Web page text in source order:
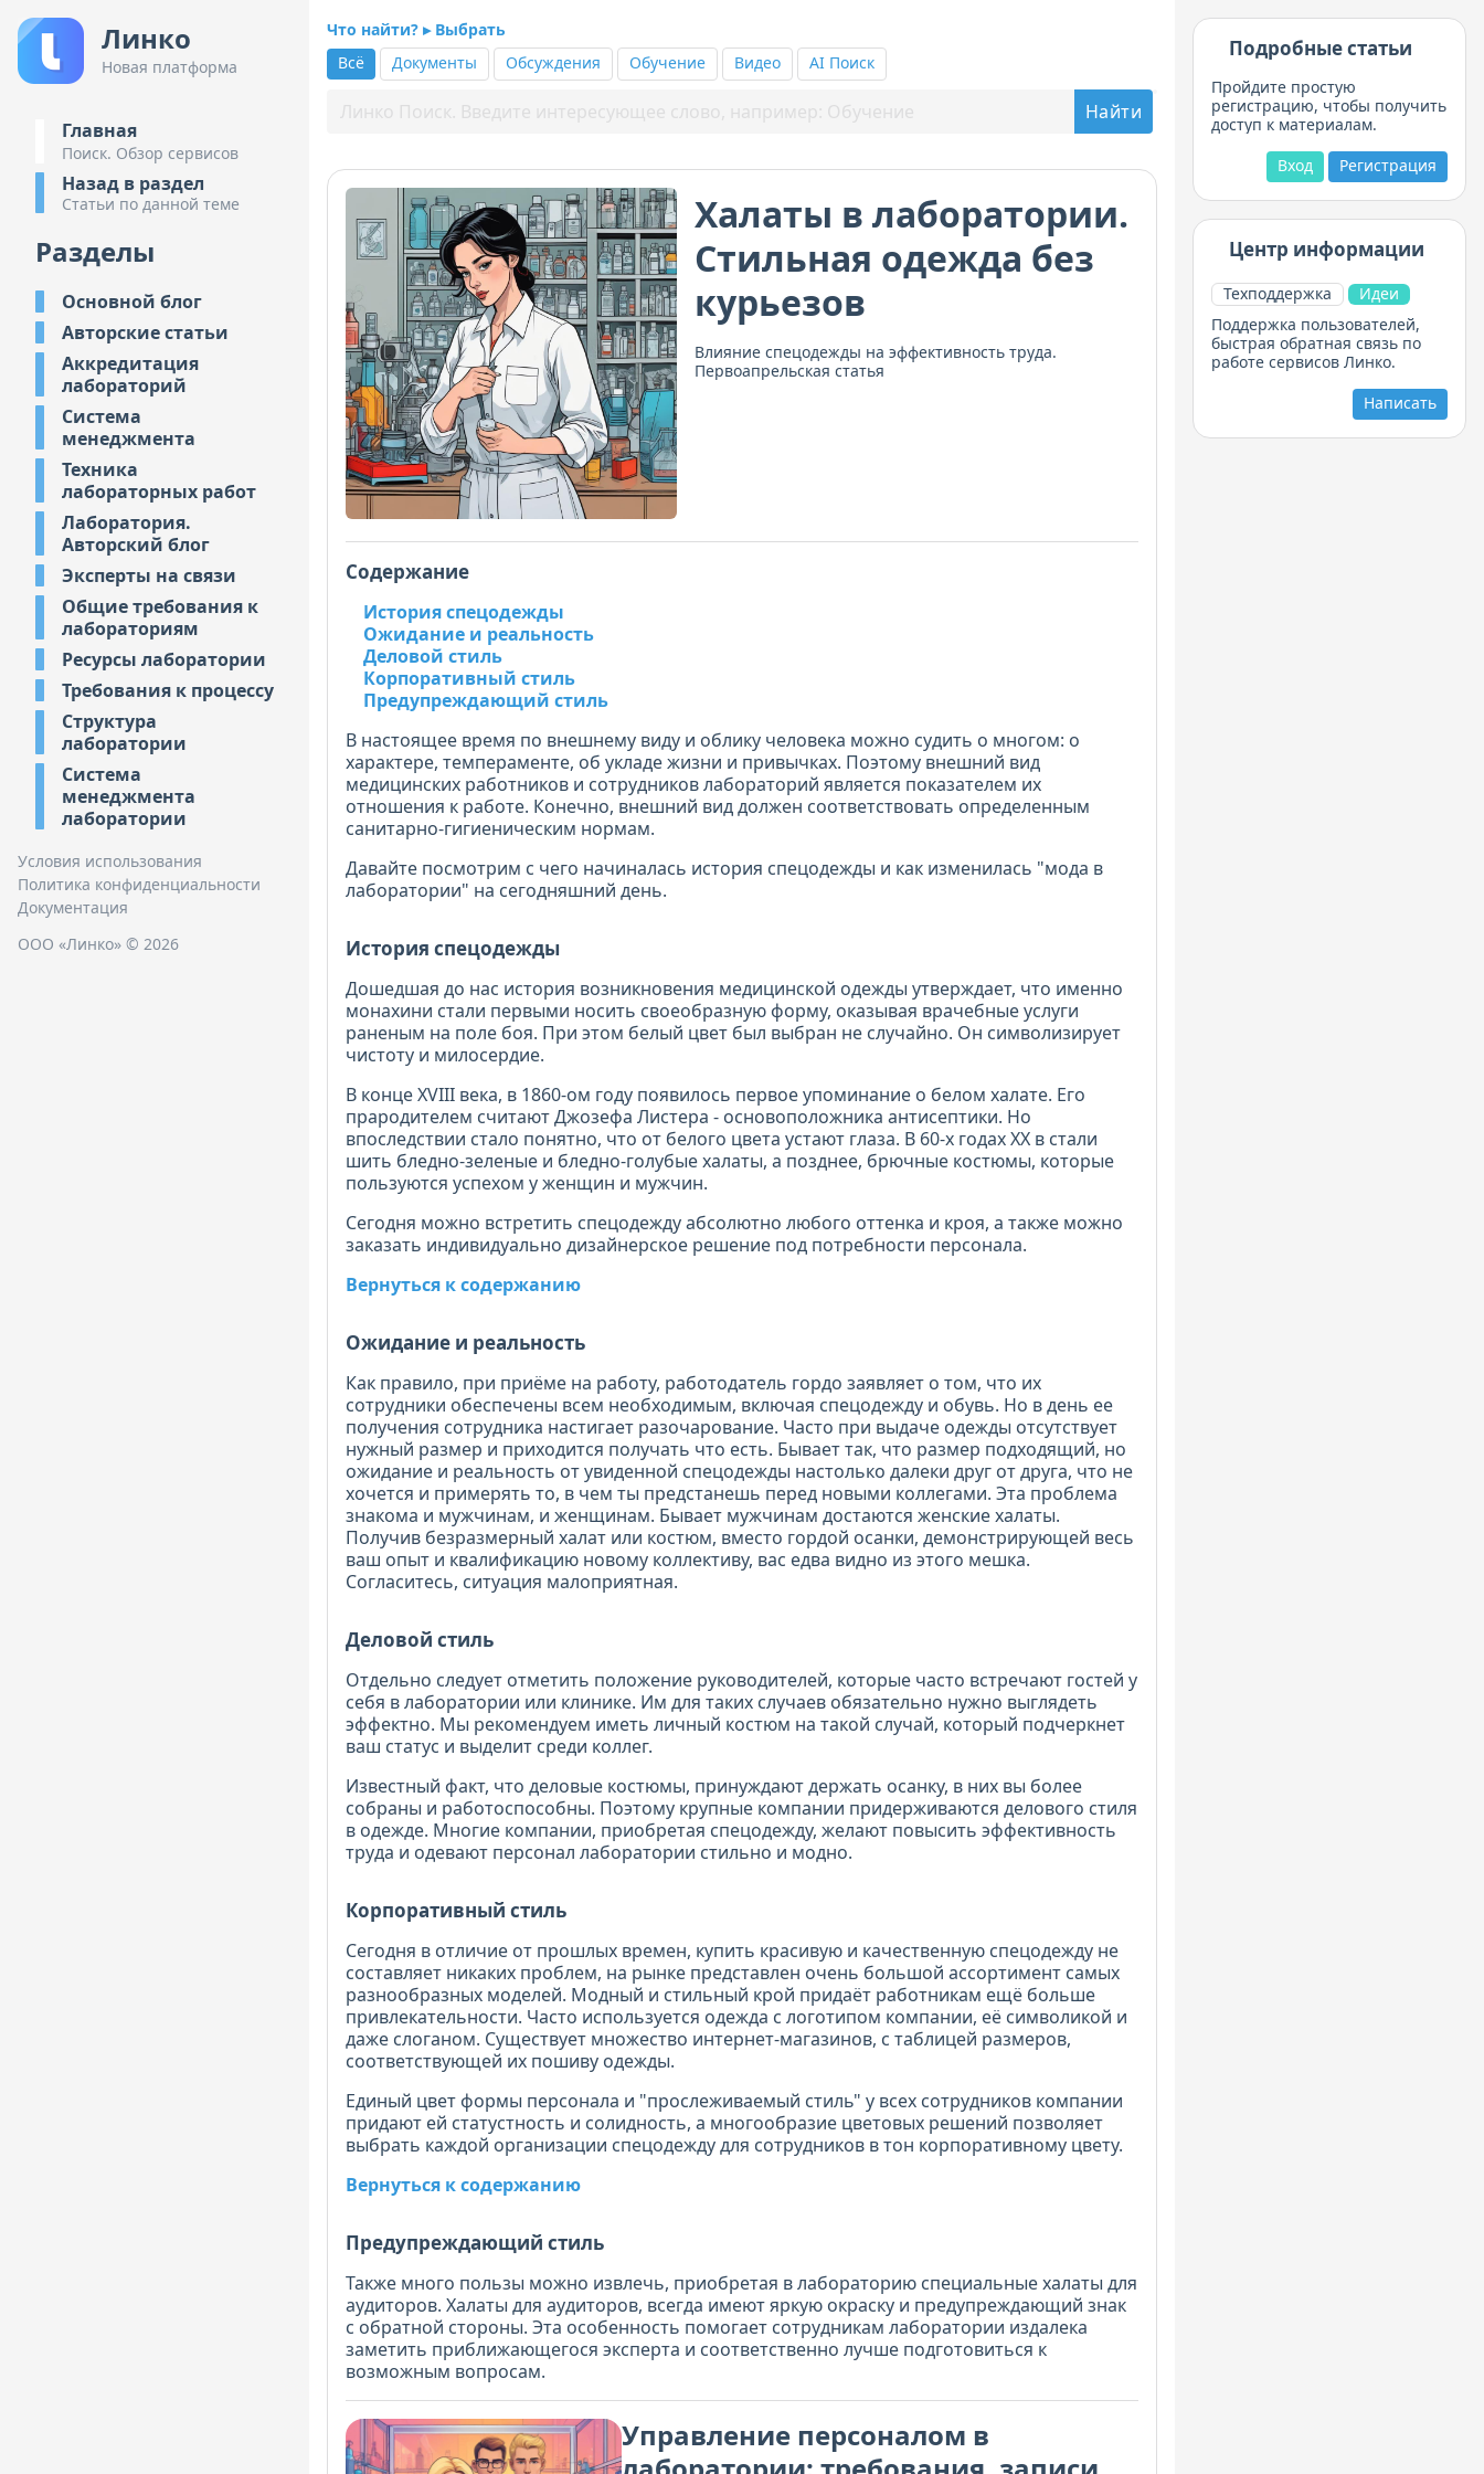
Линко
Новая платформа
Главная
Поиск. Обзор сервисов
Назад в раздел
Статьи по данной теме
Разделы
Основной блог
Авторские статьи
Аккредитация
лабораторий
Система
менеджмента
Техника
лабораторных работ
Лаборатория.
Авторский блог
Эксперты на связи
Общие требования к
лабораториям
Ресурсы лаборатории
Требования к процессу
Структура
лаборатории
Система
менеджмента
лаборатории
Условия использования
Политика конфиденциальности
Документация
ООО «Линко» © 2026
Что найти? ▸ Выбрать
Всё
Документы Обсуждения Обучение Видео AI Поиск
Халаты в лаборатории.
Стильная одежда без
курьезов
Влияние спецодежды на эффективность труда.
Первоапрельская статья
Содержание
История спецодежды
Ожидание и реальность
Деловой стиль
Корпоративный стиль
Предупреждающий стиль
В настоящее время по внешнему виду и облику человека можно судить о многом: о
характере, темпераменте, об укладе жизни и привычках. Поэтому внешний вид
медицинских работников и сотрудников лабораторий является показателем их
отношения к работе. Конечно, внешний вид должен соответствовать определенным
санитарно-гигиеническим нормам.
Давайте посмотрим с чего начиналась история спецодежды и как изменилась "мода в
лаборатории" на сегодняшний день.
История спецодежды
Дошедшая до нас история возникновения медицинской одежды утверждает, что именно
монахини стали первыми носить своеобразную форму, оказывая врачебные услуги
раненым на поле боя. При этом белый цвет был выбран не случайно. Он символизирует
чистоту и милосердие.
В конце XVIII века, в 1860-ом году появилось первое упоминание о белом халате. Его
прародителем считают Джозефа Листера - основоположника антисептики. Но
впоследствии стало понятно, что от белого цвета устают глаза. В 60-х годах XХ в стали
шить бледно-зеленые и бледно-голубые халаты, а позднее, брючные костюмы, которые
пользуются успехом у женщин и мужчин.
Сегодня можно встретить спецодежду абсолютно любого оттенка и кроя, а также можно
заказать индивидуально дизайнерское решение под потребности персонала.
Вернуться к содержанию
Ожидание и реальность
Как правило, при приёме на работу, работодатель гордо заявляет о том, что их
сотрудники обеспечены всем необходимым, включая спецодежду и обувь. Но в день ее
получения сотрудника настигает разочарование. Часто при выдаче одежды отсутствует
нужный размер и приходится получать что есть. Бывает так, что размер подходящий, но
ожидание и реальность от увиденной спецодежды настолько далеки друг от друга, что не
хочется и примерять то, в чем ты предстанешь перед новыми коллегами. Эта проблема
знакома и мужчинам, и женщинам. Бывает мужчинам достаются женские халаты.
Получив безразмерный халат или костюм, вместо гордой осанки, демонстрирующей весь
ваш опыт и квалификацию новому коллективу, вас едва видно из этого мешка.
Согласитесь, ситуация малоприятная.
Деловой стиль
Отдельно следует отметить положение руководителей, которые часто встречают гостей у
себя в лаборатории или клинике. Им для таких случаев обязательно нужно выглядеть
эффектно. Мы рекомендуем иметь личный костюм на такой случай, который подчеркнет
ваш статус и выделит среди коллег.
Известный факт, что деловые костюмы, принуждают держать осанку, в них вы более
собраны и работоспособны. Поэтому крупные компании придерживаются делового стиля
в одежде. Многие компании, приобретая спецодежду, желают повысить эффективность
труда и одевают персонал лаборатории стильно и модно.
Корпоративный стиль
Сегодня в отличие от прошлых времен, купить красивую и качественную спецодежду не
составляет никаких проблем, на рынке представлен очень большой ассортимент самых
разнообразных моделей. Модный и стильный крой придаёт работникам ещё больше
привлекательности. Часто используется одежда с логотипом компании, её символикой и
даже слоганом. Существует множество интернет-магазинов, с таблицей размеров,
соответствующей их пошиву одежды.
Единый цвет формы персонала и "прослеживаемый стиль" у всех сотрудников компании
придают ей статустность и солидность, а многообразие цветовых решений позволяет
выбрать каждой организации спецодежду для сотрудников в тон корпоративному цвету.
Вернуться к содержанию
Предупреждающий стиль
Также много пользы можно извлечь, приобретая в лабораторию специальные халаты для
аудиторов. Халаты для аудиторов, всегда имеют яркую окраску и предупреждающий знак
с обратной стороны. Эта особенность помогает сотрудникам лаборатории издалека
заметить приближающегося эксперта и соответственно лучше подготовиться к
возможным вопросам.
Управление персоналом в
Подробные статьи
Пройдите простую
регистрацию, чтобы получить
доступ к материалам.
Регистрация
Вход
Центр информации
Техподдержка
Идеи
Поддержка пользователей,
быстрая обратная связь по
работе сервисов Линко.
Написать